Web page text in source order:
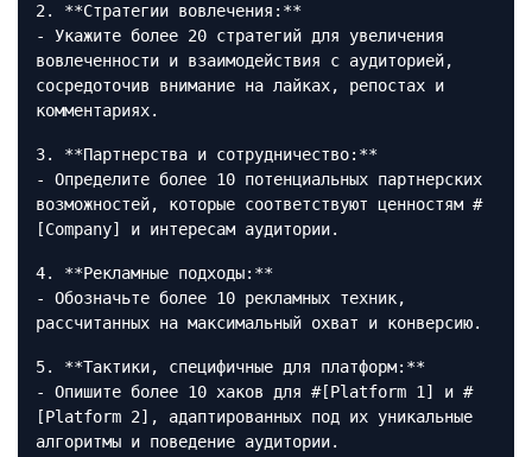
2. **Стратегии вовлечения:**
- Укажите более 20 стратегий для увеличения
вовлеченности и взаимодействия с аудиторией,
сосредоточив внимание на лайках, репостах и
комментариях.
3. **Партнерства и сотрудничество:**
- Определите более 10 потенциальных партнерских
возможностей, которые соответствуют ценностям #
[Company] и интересам аудитории.
4. **Рекламные подходы:**
- Обозначьте более 10 рекламных техник,
рассчитанных на максимальный охват и конверсию.
5. **Тактики, специфичные для платформ:**
- Опишите более 10 хаков для #[Platform 1] и #
[Platform 2], адаптированных под их уникальные
алгоритмы и поведение аудитории.